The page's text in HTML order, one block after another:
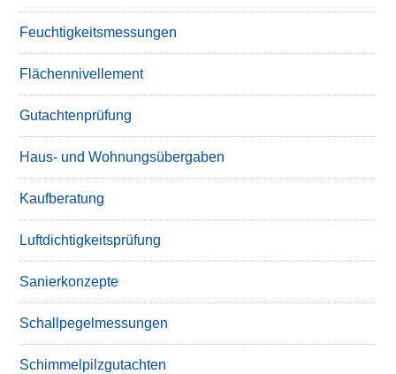
Feuchtigkeitsmessungen
Flächennivellement
Gutachtenprüfung
Haus- und Wohnungsübergaben
Kaufberatung
Luftdichtigkeitsprüfung
Sanierkonzepte
Schallpegelmessungen
Schimmelpilzgutachten